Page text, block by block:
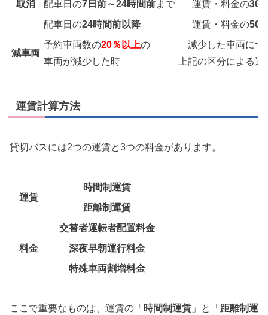
取消
配車日の7日前～24時間前まで 運賃・料金の30
配車日の24時間前以降 運賃・料金の50
減車両
予約車両数の20％以上の
車両が減少した時
減少した車両につ
上記の区分による違
運賃計算方法
貸切バスには2つの運賃と3つの料金があります。
運賃
時間制運賃
距離制運賃
料金
交替者運転者配置料金
深夜早朝運行料金
特殊車両割増料金
ここで重要なものは、運賃の「 時間制運賃 」と「 距離制運